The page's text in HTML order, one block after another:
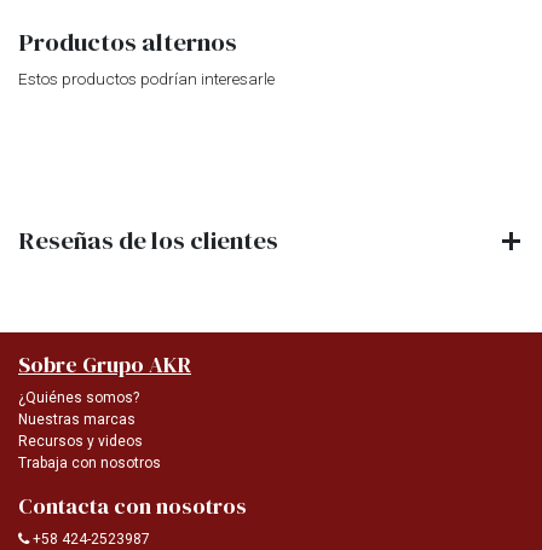
Productos alternos
Estos productos podrían interesarle
Reseñas de los clientes
Sobre Grupo AKR
¿Quiénes somos?
Nuestras marcas
Recursos y videos
Trabaja con nosotros
Contacta con nosotros
+58 424-2523987